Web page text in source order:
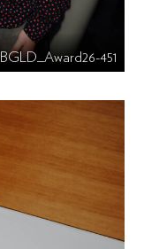
BGLD_Award26-451